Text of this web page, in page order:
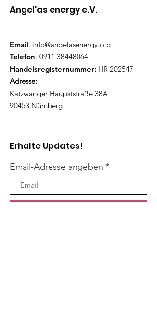
Angel'as energy e.V.
Email: info@angelasenergy.org
Telefon: 0911 38448064
Handelsregisternummer: HR 202547
Adresse:
Katzwanger Haupststraße 38A
90453 Nürnberg
Erhalte Updates!
Email-Adresse angeben
Ich möchte Updates erhalten!